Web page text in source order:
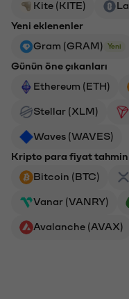
Kite (KITE)
Yeni eklenenler
Gram (GRAM)
Yeni
Günün öne çıkanları
Ethereum (ETH)
Stellar (XLM)
Waves (WAVES)
Kripto para fiyat
Bitcoin (BTC)
Vanar (VANRY)
Avalanche (AVAX)